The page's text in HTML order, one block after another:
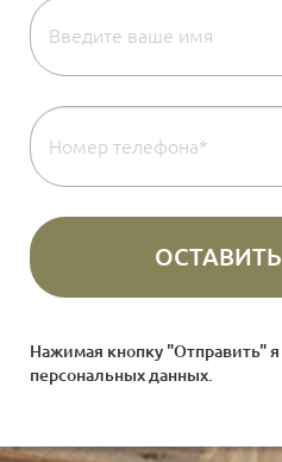
Нажимая кнопку "Отправить"
персональных данных